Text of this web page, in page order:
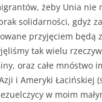
żeby Unia nie
solidarności, gdyż
przyjęciem będą
tak wielu
oraz całe mnóstwo
i Ameryki Łacińskiej
w moim